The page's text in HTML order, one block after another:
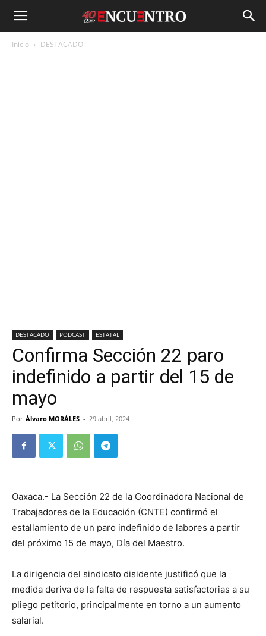
Inicio DESTACADO
DESTACADO PODCAST ESTATAL
Confirma Sección 22 paro
indefinido a partir del 15 de
mayo
Por Álvaro MORÁLES - 29 abril, 2024
Oaxaca.- La Sección 22 de la Coordinadora Nacional de
Trabajadores de la Educación (CNTE) confirmó el
estallamiento de un paro indefinido de labores a partir
del próximo 15 de mayo, Día del Maestro.
La dirigencia del sindicato disidente justificó que la
medida deriva de la falta de respuesta satisfactorias a su
pliego petitorio, principalmente en torno a un aumento
salarial.